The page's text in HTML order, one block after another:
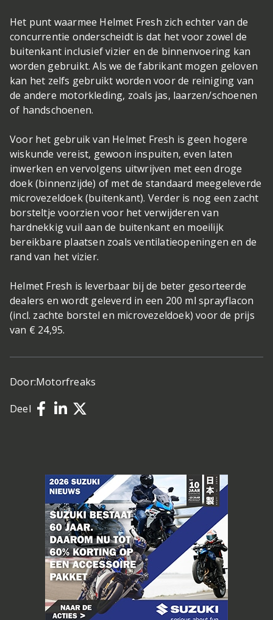
Het punt waarmee Helmet Fresh zich echter van de
concurrentie onderscheidt is dat het voor zowel de
buitenkant inclusief vizier en de binnenvoering kan
worden gebruikt. Als we de fabrikant mogen geloven
kan het zelfs gebruikt worden voor de reiniging van
de andere motorkleding, zoals jas, laarzen/schoenen
of handschoenen.
Voor het gebruik van Helmet Fresh is geen hogere
wiskunde vereist, gewoon inspuiten, even laten
inwerken en vervolgens uitwrijven met een droge
doek (binnenzijde) of met de standaard meegeleverde
microvezeldoek (buitenkant). Verder is nog een zacht
borsteltje voorzien voor het verwijderen van
hardnekkig vuil aan de buitenkant en moeilijk
bereikbare plaatsen zoals ventilatieopeningen en de
rand van het vizier.
Helmet Fresh is leverbaar bij de beter gesorteerde
dealers en wordt geleverd in een 200 ml sprayflacon
(incl. zachte borstel en microvezeldoek) voor de prijs
van € 24,95.
Door:Motorfreaks
Deel